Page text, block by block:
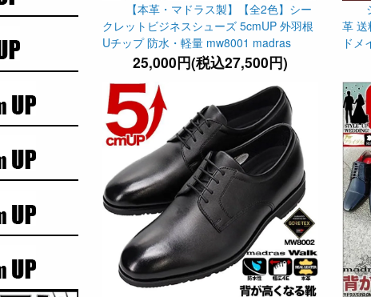
【本革・マドラス製】【全2色】シー
クレットビジネスシューズ 5cmUP 外羽根
Uチップ 防水・軽量 mw8001 madras
25,000円(税込27,500円)
革 送
ド